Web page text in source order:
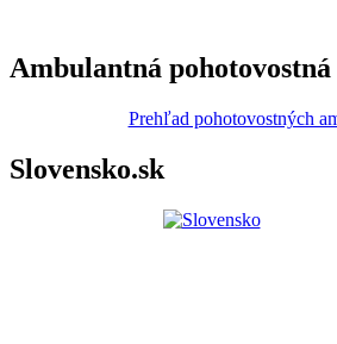
Ambulantná pohotovostná
Prehľad pohotovostných
Slovensko.sk